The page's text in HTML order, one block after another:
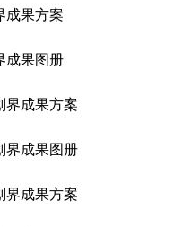
成果方案
成果图册
界成果方案
界成果图册
界成果方案